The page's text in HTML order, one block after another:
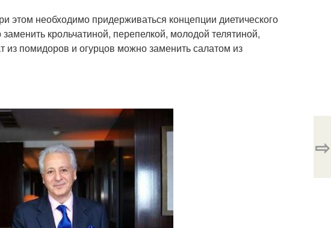
необходимо придерживаться концепции диетического
крольчатиной, перепелкой, молодой телятиной,
помидоров и огурцов можно заменить салатом из
⇨